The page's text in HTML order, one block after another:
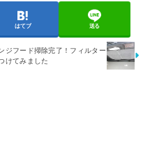
はてブ 送る
ジフード掃除完了！フィルター
けてみました